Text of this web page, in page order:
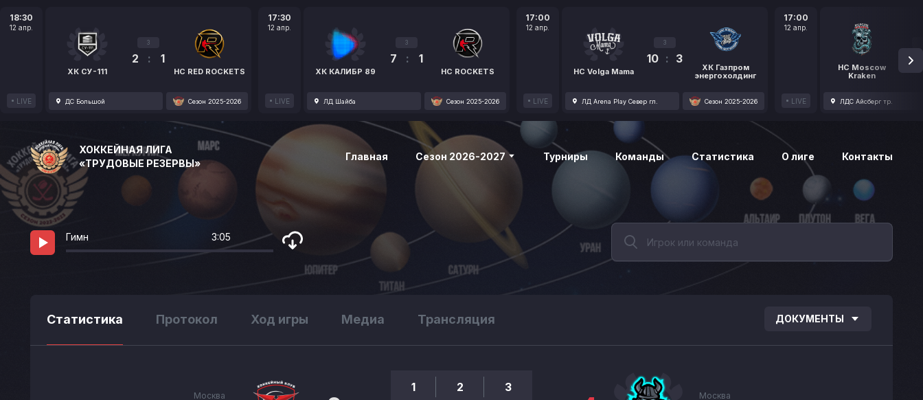
18:30
12 апр.
LIVE
ХК СУ-111
3
2 : 1
HC RED ROCKETS
ДС Большой Сезон 2025-2026
17:30
12 апр.
LIVE
ХК КАЛИБР 89
3
7 : 1
HC ROCKETS
ЛД Шайба Сезон 2025-2026
17:00
12 апр.
LIVE
HC Volga Mama
3
10 : 3
ХК Газпром
энергохолдинг
ЛД Arena Play Север гл. Сезон 2025-2026
17:00
12 апр.
LIVE
HC Moscow
Kraken
1
ЛДС Айсберг тр.
ХОККЕЙНАЯ ЛИГА
«ТРУДОВЫЕ РЕЗЕРВЫ»
Главная Сезон 2026-2027 Турниры Команды Статистика О лиге Контакты
Гимн 3:05
Статистика Протокол Ход игры Медиа Трансляция ДОКУМЕНТЫ
Москва
1 2 3
Москва